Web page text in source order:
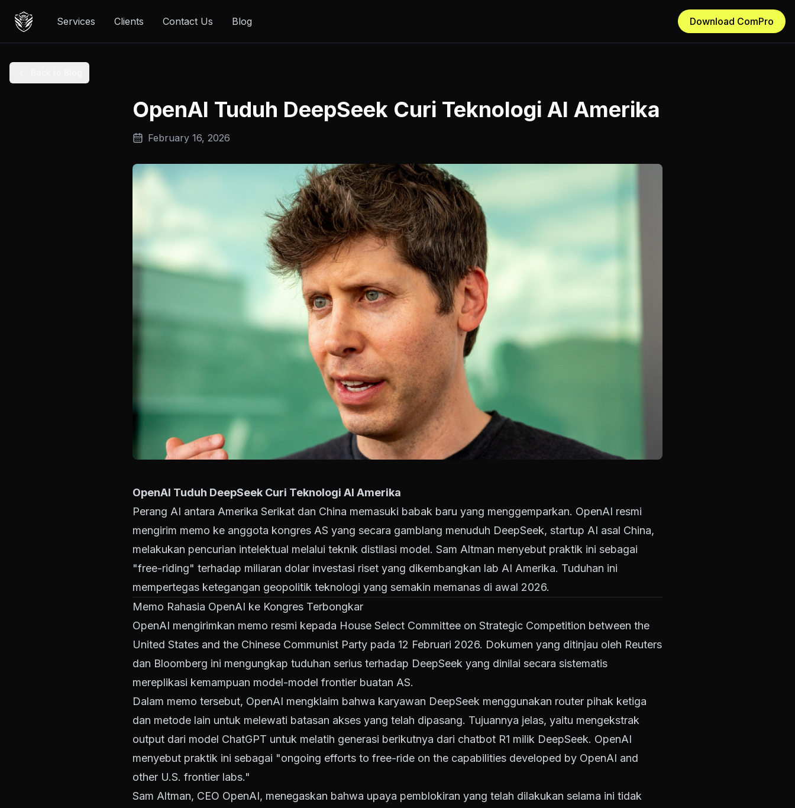
Services Clients Contact Us Blog Download ComPro
OpenAI Tuduh DeepSeek Curi Teknologi AI Amerika
February 16, 2026
OpenAI Tuduh DeepSeek Curi Teknologi AI Amerika
Perang AI antara Amerika Serikat dan China memasuki babak baru yang menggemparkan. OpenAI resmi
mengirim memo ke anggota kongres AS yang secara gamblang menuduh DeepSeek, startup AI asal China,
melakukan pencurian intelektual melalui teknik distilasi model. Sam Altman menyebut praktik ini sebagai
"free-riding" terhadap miliaran dolar investasi riset yang dikembangkan lab AI Amerika. Tuduhan ini
mempertegas ketegangan geopolitik teknologi yang semakin memanas di awal 2026.
Memo Rahasia OpenAI ke Kongres Terbongkar
OpenAI mengirimkan memo resmi kepada House Select Committee on Strategic Competition between the
United States and the Chinese Communist Party pada 12 Februari 2026. Dokumen yang ditinjau oleh Reuters
dan Bloomberg ini mengungkap tuduhan serius terhadap DeepSeek yang dinilai secara sistematis
mereplikasi kemampuan model-model frontier buatan AS.
Dalam memo tersebut, OpenAI mengklaim bahwa karyawan DeepSeek menggunakan router pihak ketiga
dan metode lain untuk melewati batasan akses yang telah dipasang. Tujuannya jelas, yaitu mengekstrak
output dari model ChatGPT untuk melatih generasi berikutnya dari chatbot R1 milik DeepSeek. OpenAI
menyebut praktik ini sebagai "ongoing efforts to free-ride on the capabilities developed by OpenAI and
other U.S. frontier labs."
Sam Altman, CEO OpenAI, menegaskan bahwa upaya pemblokiran yang telah dilakukan selama ini tidak